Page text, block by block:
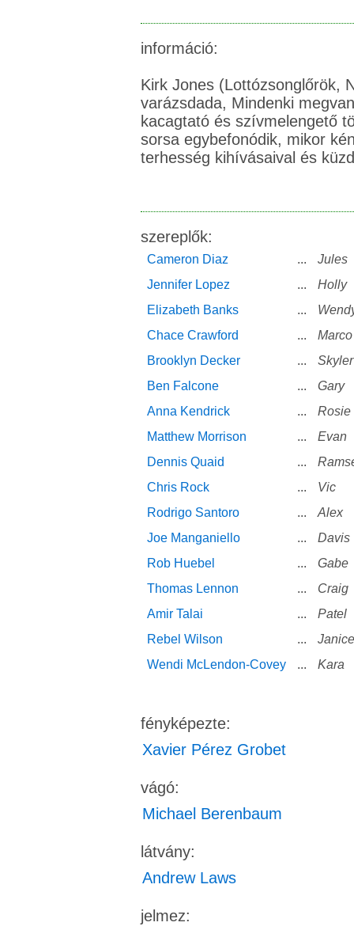
információ:
Kirk Jones (Lottózsonglőrök,
varázsdada, Mindenki
kacagtató és szívmelengető
sorsa egybefonódik, mikor
terhesség kihívásaival és
szereplők:
Cameron Diaz ...
Jules
Jennifer Lopez
...
Holly
Elizabeth Banks
...
Chace Crawford
...
Marco
Brooklyn Decker
...
Skyler
Ben Falcone
...
Gary
Anna Kendrick
...
Rosie
Matthew Morrison
...
Evan
Dennis Quaid
...
Chris Rock
...
Vic
Rodrigo Santoro
...
Alex
Joe Manganiello
...
Davis
Rob Huebel
...
Gabe
Thomas Lennon
...
Craig
Amir Talai
...
Patel
Rebel Wilson
...
Janice
Wendi McLendon-Covey
... Kara
fényképezte:
Xavier Pérez Grobet
vágó:
Michael Berenbaum
látvány:
Andrew Laws
jelmez: